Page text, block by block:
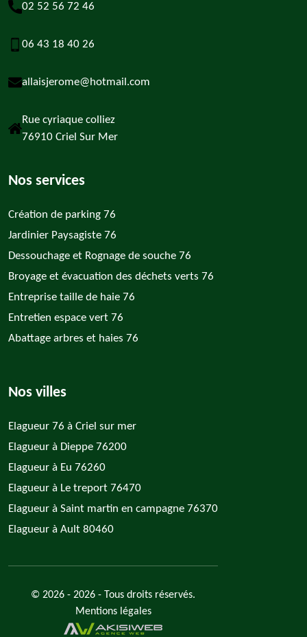
02 52 56 72 46
06 43 18 40 26
allaisjerome@hotmail.com
Rue cyriaque colliez
76910 Criel Sur Mer
Nos services
Création de parking 76
Jardinier Paysagiste 76
Dessouchage et Rognage de souche 76
Broyage et évacuation des déchets verts 76
Entreprise taille de haie 76
Entretien espace vert 76
Abattage arbres et haies 76
Nos villes
Elagueur 76 à Criel sur mer
Elagueur à Dieppe 76200
Elagueur à Eu 76260
Elagueur à Le treport 76470
Elagueur à Saint martin en campagne 76370
Elagueur à Ault 80460
© 2026 - 2026 - Tous droits réservés.
Mentions légales